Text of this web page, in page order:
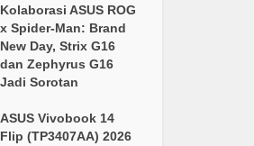
Kolaborasi ASUS ROG
x Spider-Man: Brand
New Day, Strix G16
dan Zephyrus G16
Jadi Sorotan
ASUS Vivobook 14
Flip (TP3407AA) 2026